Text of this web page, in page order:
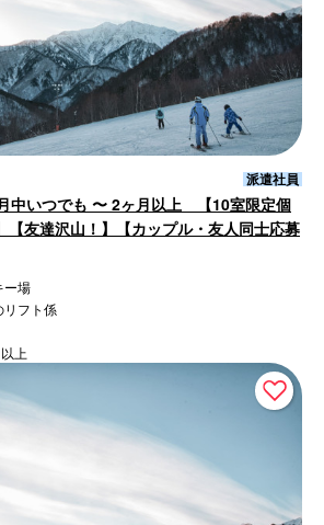
派遣社員
中いつでも 〜 2ヶ月以上 【10室限定個
【友達沢山！】【カップル・友人同士応募
ー場
リフト係
上